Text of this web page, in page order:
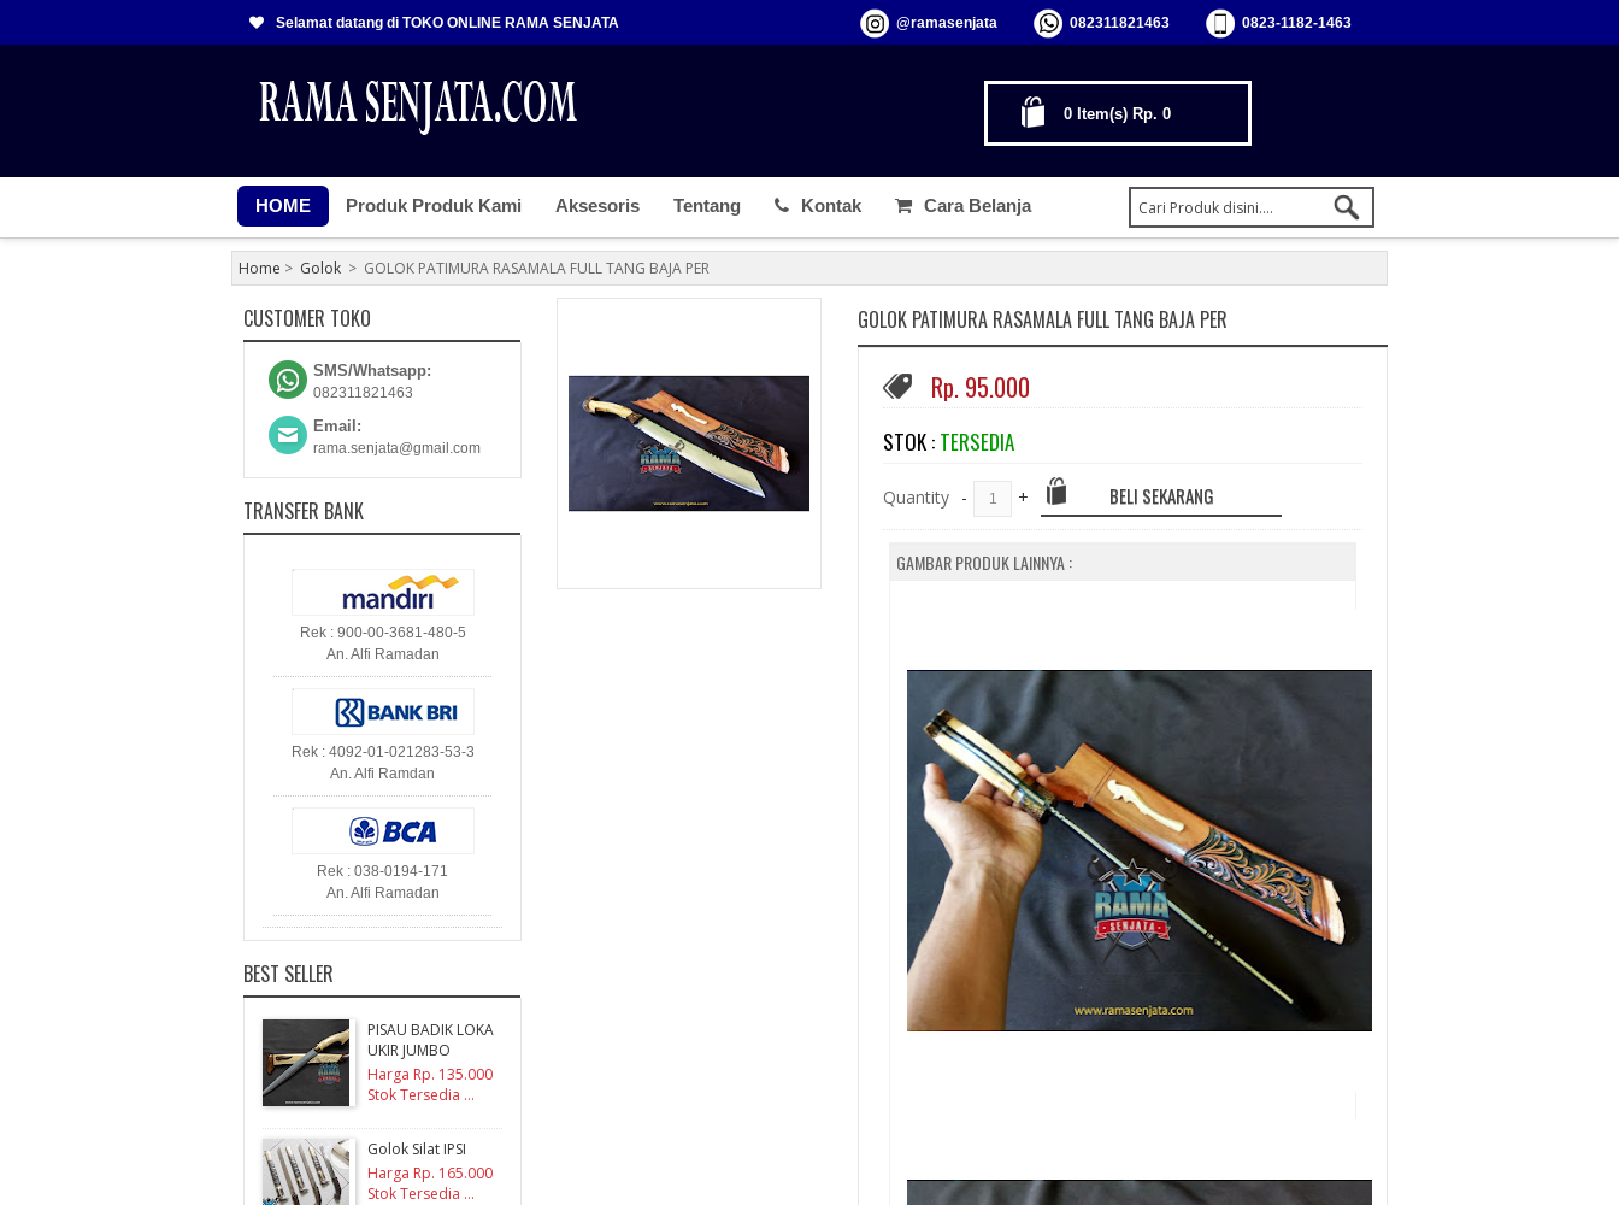
Selamat datang di TOKO ONLINE RAMA SENJATA 0823-1182-1463
082311821463
@ramasenjata
0 Item(s) Rp. 0
HOME Produk Produk Kami Aksesoris Tentang Kontak Cara Belanja
Home > Golok > GOLOK PATIMURA RASAMALA FULL TANG BAJA PER
GOLOK PATIMURA RASAMALA FULL TANG BAJA PER
Rp. 95.000
STOK : TERSEDIA
Quantity - + BELI SEKARANG
GAMBAR PRODUK LAINNYA :
CUSTOMER TOKO
SMS/Whatsapp:
082311821463
Email:
rama.senjata@gmail.com
TRANSFER BANK
Rek : 900-00-3681-480-5
An. Alfi Ramadan
Rek : 4092-01-021283-53-3
An. Alfi Ramdan
Rek : 038-0194-171
An. Alfi Ramadan
BEST SELLER
PISAU BADIK LOKA
UKIR JUMBO
Harga Rp. 135.000
Stok Tersedia ...
Golok Silat IPSI
Harga Rp. 165.000
Stok Tersedia ...